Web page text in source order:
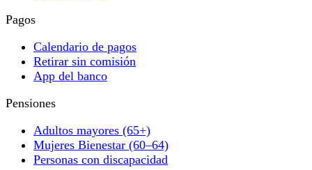
Pagos
Calendario de pagos
Retirar sin comisión
App del banco
Pensiones
Adultos mayores (65+)
Mujeres Bienestar (60–64)
Personas con discapacidad